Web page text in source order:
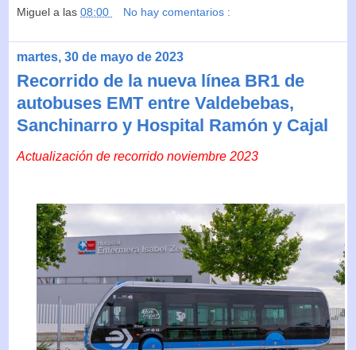
Miguel a las 08:00 No hay comentarios :
martes, 30 de mayo de 2023
Recorrido de la nueva línea BR1 de
autobuses EMT entre Valdebebas,
Sanchinarro y Hospital Ramón y Cajal
Actualización de recorrido noviembre 2023